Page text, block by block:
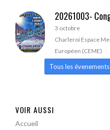
20261003-
3 octobre
Charleroi Espace
Européen (CEME)
Tous les évenements
VOIR AUSSI
Accueil